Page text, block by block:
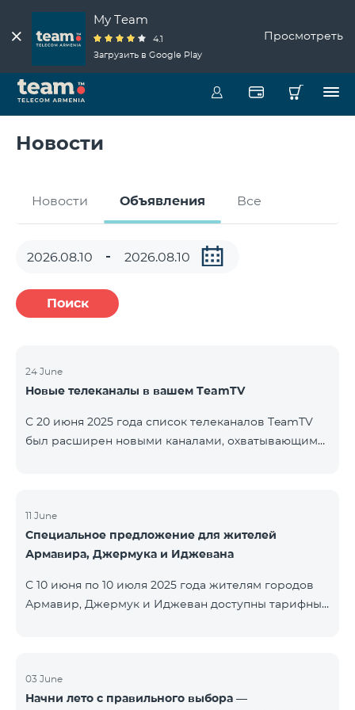
My Team
4.1
Загрузить в Google Play
Просмотреть
Новости
Новости Объявления Все
Поиск
24 June
Новые телеканалы в вашем TeamTV
С 20 июня 2025 года список телеканалов TeamTV
был расширен новыми каналами, охватывающими
Russian Информационный 230 AMEDIA Фильмы 231
AMEDIA 2 Фильмы 232 AMEDIA HIT Фильмы 233
11 June
Специальное предложение для жителей
Армавира, Джермука и Иджевана
С 10 июня по 10 июля 2025 года жителям городов
Армавир, Джермук и Иджеван доступны тарифные
предоставляется 50% скидка на первые 6 месяцев
при условии годовой подписки (12 месяцев).
03 June
Начни лето с правильного выбора —